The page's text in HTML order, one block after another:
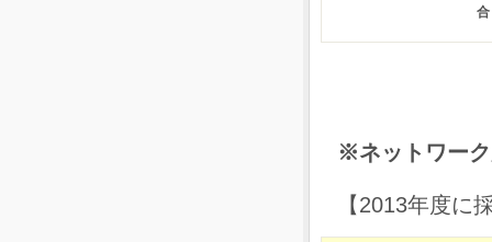
※ネットワー
【2013年度に